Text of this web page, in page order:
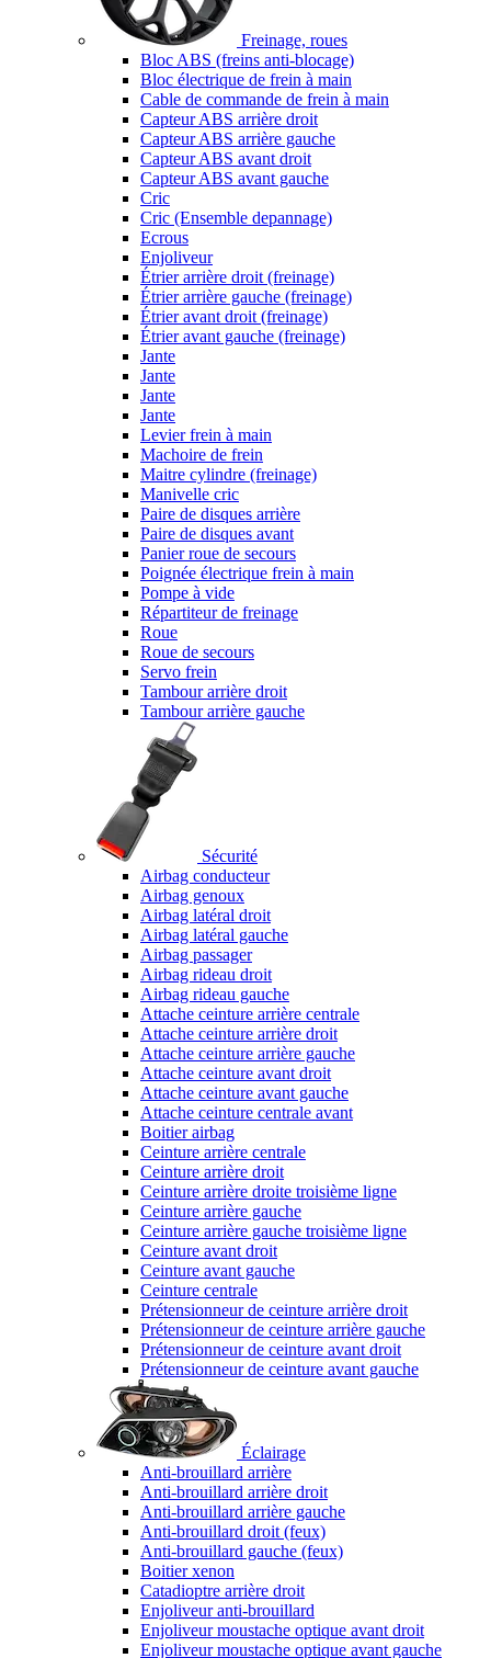
Freinage, roues
Bloc ABS (freins anti-blocage)
Bloc électrique de frein à main
Cable de commande de frein à main
Capteur ABS arrière droit
Capteur ABS arrière gauche
Capteur ABS avant droit
Capteur ABS avant gauche
Cric
Cric (Ensemble depannage)
Ecrous
Enjoliveur
Étrier arrière droit (freinage)
Étrier arrière gauche (freinage)
Étrier avant droit (freinage)
Étrier avant gauche (freinage)
Jante
Jante
Jante
Jante
Levier frein à main
Machoire de frein
Maitre cylindre (freinage)
Manivelle cric
Paire de disques arrière
Paire de disques avant
Panier roue de secours
Poignée électrique frein à main
Pompe à vide
Répartiteur de freinage
Roue
Roue de secours
Servo frein
Tambour arrière droit
Tambour arrière gauche
Sécurité
Airbag conducteur
Airbag genoux
Airbag latéral droit
Airbag latéral gauche
Airbag passager
Airbag rideau droit
Airbag rideau gauche
Attache ceinture arrière centrale
Attache ceinture arrière droit
Attache ceinture arrière gauche
Attache ceinture avant droit
Attache ceinture avant gauche
Attache ceinture centrale avant
Boitier airbag
Ceinture arrière centrale
Ceinture arrière droit
Ceinture arrière droite troisième ligne
Ceinture arrière gauche
Ceinture arrière gauche troisième ligne
Ceinture avant droit
Ceinture avant gauche
Ceinture centrale
Prétensionneur de ceinture arrière droit
Prétensionneur de ceinture arrière gauche
Prétensionneur de ceinture avant droit
Prétensionneur de ceinture avant gauche
Éclairage
Anti-brouillard arrière
Anti-brouillard arrière droit
Anti-brouillard arrière gauche
Anti-brouillard droit (feux)
Anti-brouillard gauche (feux)
Boitier xenon
Catadioptre arrière droit
Enjoliveur anti-brouillard
Enjoliveur moustache optique avant droit
Enjoliveur moustache optique avant gauche